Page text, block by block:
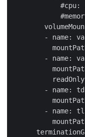
#cpu:
- name:
- name:
- name:
- name: